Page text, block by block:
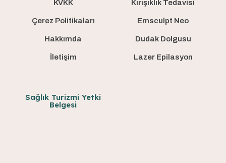
KVKK
Çerez Politikaları
Hakkımda
İletişim
Kırışıklık Tedavisi
Emsculpt Neo
Dudak Dolgusu
Lazer Epilasyon
Sağlık Turizmi Yetki
Belgesi